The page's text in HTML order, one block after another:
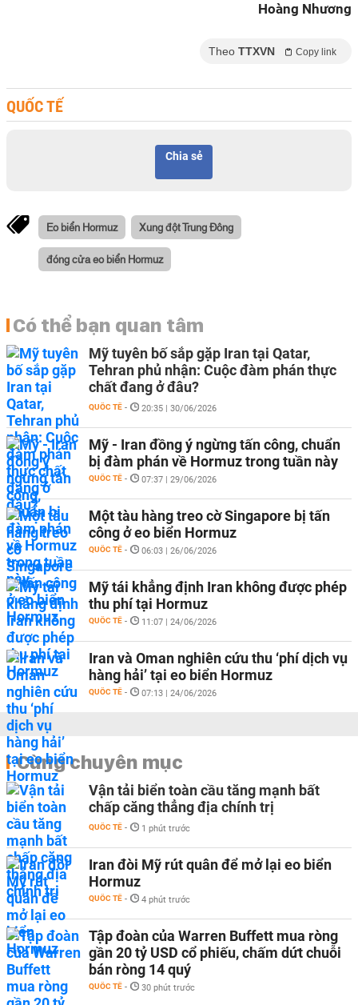
Hoàng Nhương
Theo TTXVN Copy link
QUỐC TẾ
Chia sẻ
Eo biển Hormuz Xung đột Trung Đông
đóng cửa eo biển Hormuz
Có thể bạn quan tâm
Mỹ tuyên bố sắp gặp Iran tại Qatar,
Tehran phủ nhận: Cuộc đàm phán thực
chất đang ở đâu?
QUỐC TẾ - 20:35 | 30/06/2026
Mỹ - Iran đồng ý ngừng tấn công, chuẩn
bị đàm phán về Hormuz trong tuần này
QUỐC TẾ - 07:37 | 29/06/2026
Một tàu hàng treo cờ Singapore bị tấn
công ở eo biển Hormuz
QUỐC TẾ - 06:03 | 26/06/2026
Mỹ tái khẳng định Iran không được phép
thu phí tại Hormuz
QUỐC TẾ - 11:07 | 24/06/2026
Iran và Oman nghiên cứu thu ‘phí dịch vụ
hàng hải’ tại eo biển Hormuz
QUỐC TẾ - 07:13 | 24/06/2026
Cùng chuyên mục
Vận tải biển toàn cầu tăng mạnh bất
chấp căng thẳng địa chính trị
QUỐC TẾ - 1 phút trước
Iran đòi Mỹ rút quân để mở lại eo biển
Hormuz
QUỐC TẾ - 4 phút trước
Tập đoàn của Warren Buffett mua ròng
gần 20 tỷ USD cổ phiếu, chấm dứt chuỗi
bán ròng 14 quý
QUỐC TẾ - 30 phút trước